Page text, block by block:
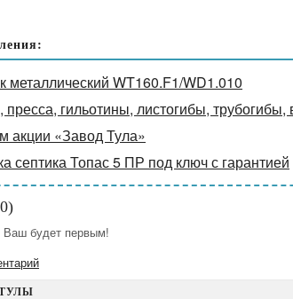
металлический WT160.F1/WD1.010
гильотины, листогибы,
акции «Завод Тула»
септика Топас 5 ПР под ключ с гарантией
0)
Ваш будет первым!